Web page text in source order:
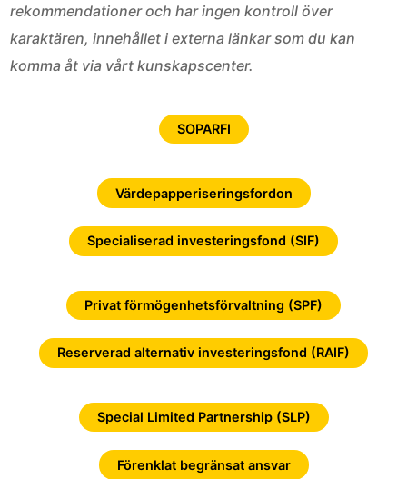
rekommendationer och har ingen kontroll över
karaktären, innehållet i externa länkar som du kan
komma åt via vårt kunskapscenter.
SOPARFI
Värdepapperiseringsfordon
Specialiserad investeringsfond (SIF)
Privat förmögenhetsförvaltning (SPF)
Reserverad alternativ investeringsfond (RAIF)
Special Limited Partnership (SLP)
Förenklat begränsat ansvar